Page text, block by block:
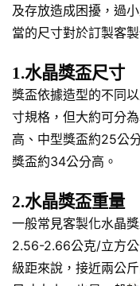
及存放造成困擾，過
當的尺寸對於訂製客
1.水晶獎盃尺寸
獎盃依據造型的不同
寸規格，但大約可分
高、中型獎盃約25公
獎盃約34公分高。
2.水晶獎盃重量
一般常見客製化水晶
2.56-2.66公克/立方
級距來說，接近兩公